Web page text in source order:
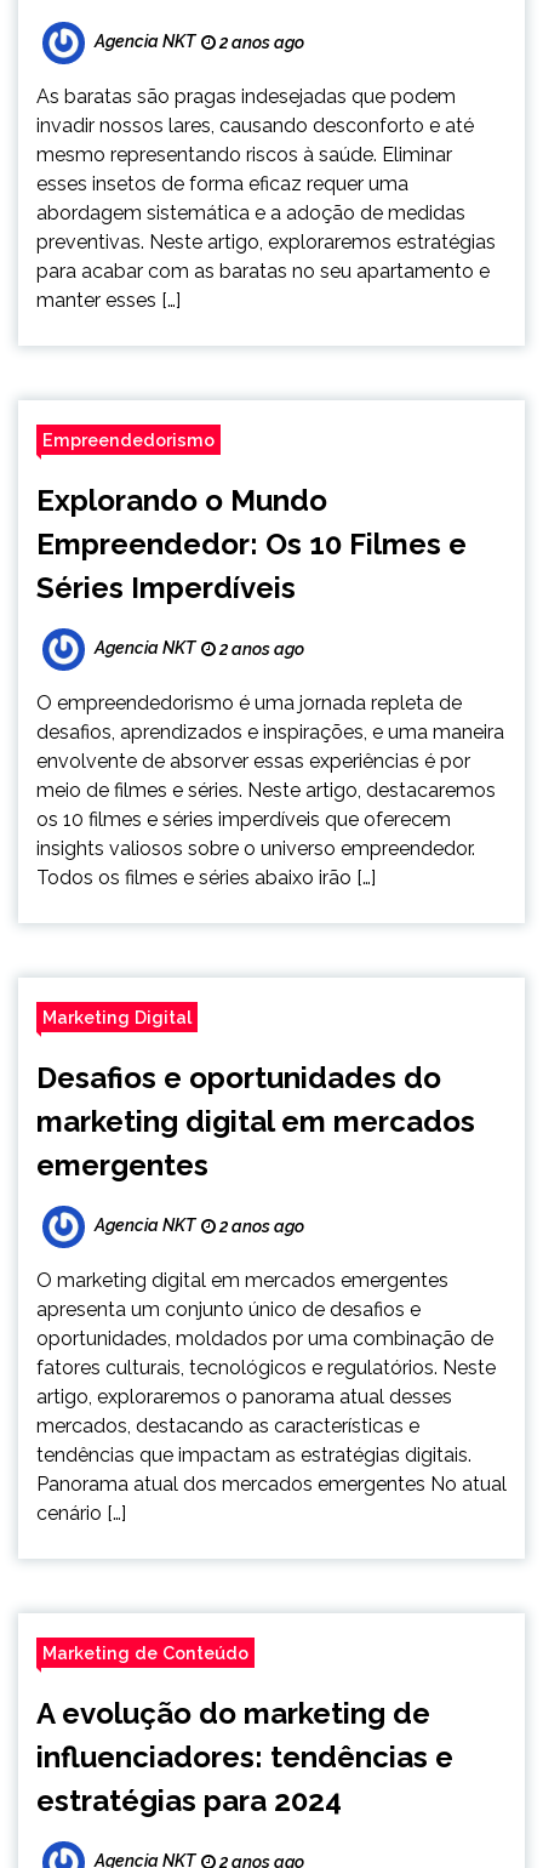
Agencia NKT 2 anos ago
As baratas são pragas indesejadas que podem
invadir nossos lares, causando desconforto e até
mesmo representando riscos à saúde. Eliminar
esses insetos de forma eficaz requer uma
abordagem sistemática e a adoção de medidas
preventivas. Neste artigo, exploraremos estratégias
para acabar com as baratas no seu apartamento e
manter esses […]
Empreendedorismo
Explorando o Mundo
Empreendedor: Os 10 Filmes e
Séries Imperdíveis
Agencia NKT 2 anos ago
O empreendedorismo é uma jornada repleta de
desafios, aprendizados e inspirações, e uma maneira
envolvente de absorver essas experiências é por
meio de filmes e séries. Neste artigo, destacaremos
os 10 filmes e séries imperdíveis que oferecem
insights valiosos sobre o universo empreendedor.
Todos os filmes e séries abaixo irão […]
Marketing Digital
Desafios e oportunidades do
marketing digital em mercados
emergentes
Agencia NKT 2 anos ago
O marketing digital em mercados emergentes
apresenta um conjunto único de desafios e
oportunidades, moldados por uma combinação de
fatores culturais, tecnológicos e regulatórios. Neste
artigo, exploraremos o panorama atual desses
mercados, destacando as características e
tendências que impactam as estratégias digitais.
Panorama atual dos mercados emergentes No atual
cenário […]
Marketing de Conteúdo
A evolução do marketing de
influenciadores: tendências e
estratégias para 2024
Agencia NKT 2 anos ago